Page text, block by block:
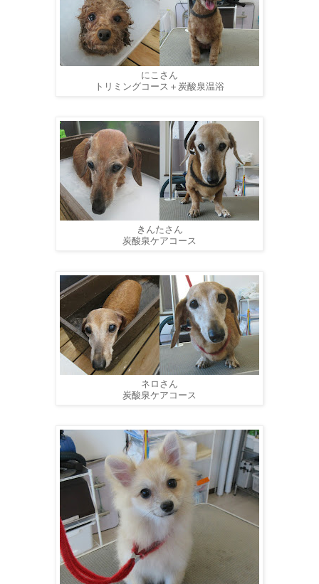
にこさん
トリミングコース＋炭酸泉温浴
きんたさん
炭酸泉ケアコース
ネロさん
炭酸泉ケアコース